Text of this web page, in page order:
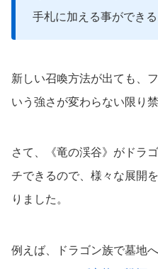
手札に加える事ができる
新しい召喚方法が出ても、
いう強さが変わらない限り
さて、《竜の渓谷》がドラ
チできるので、様々な展開
りました。
例えば、ドラゴン族で墓地